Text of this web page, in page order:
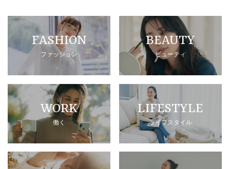
FASHION
ファッション
BEAUTY
ビューティ
WORK
働く
LIFESTYLE
ライフスタイル